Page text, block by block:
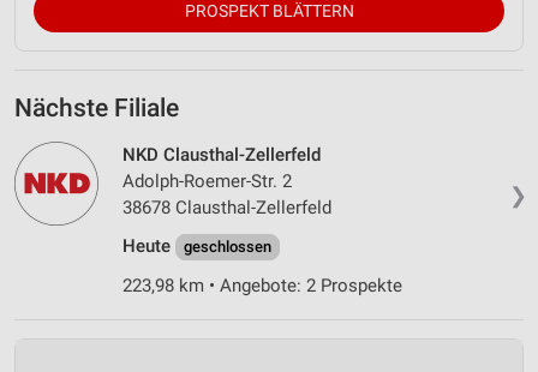
PROSPEKT BLÄTTERN
Nächste Filiale
❯
NKD Clausthal-Zellerfeld
Adolph-Roemer-Str. 2
38678 Clausthal-Zellerfeld
Heute
geschlossen
223,98 km • Angebote: 2 Prospekte